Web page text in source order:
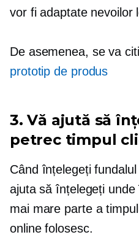
vor fi adaptate nevoilor
De asemenea, se va
prototip de produs
3. Vă ajută să
petrec timpul
Când înțelegeți
ajuta să înțelegeți
mai mare parte a
online folosesc.